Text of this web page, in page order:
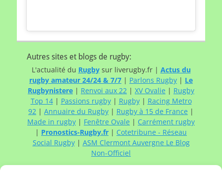
Autres sites et blogs de rugby:
L'actualité du Rugbysur liverugby.fr | Actus du
rugby amateur 24/24 & 7/7 | Parlons Rugby | Le
Rugbynistere | Renvoi aux 22 | XV Ovalie | Rugby
Top 14| Passions rugby| Rugby| Racing Metro
92 | Annuaire du Rugby | Rugby à 15 de France |
Made in rugby | Fenêtre Ovale | Carrément rugby
| Pronostics-Rugby.fr | Cotetribune - Réseau
Social Rugby| ASM Clermont Auvergne Le Blog
Non-Officiel